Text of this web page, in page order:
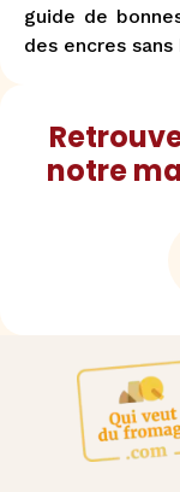
guide de
des encres
notre